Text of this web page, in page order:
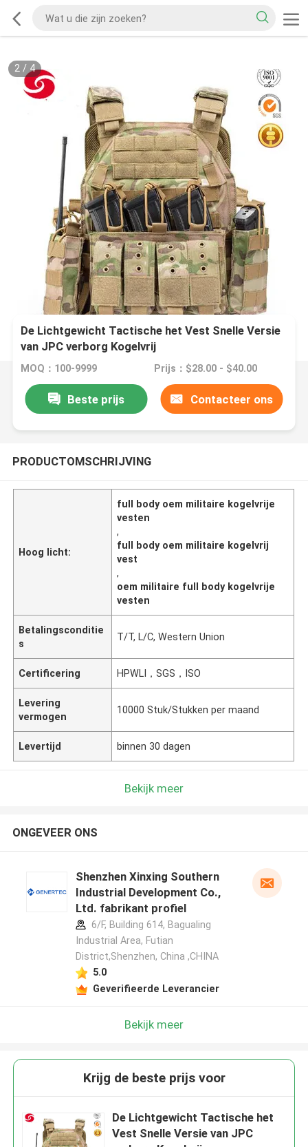
2/ 4
De Lichtgewicht Tactische het Vest Snelle Versie
van JPC verborg Kogelvrij
MOQ：100-9999 Prijs：$28.00 - $40.00
Beste prijs Contacteer ons
PRODUCTOMSCHRIJVING
Hoog licht:
full body oem militaire kogelvrije
vesten
,
full body oem militaire kogelvrij
vest
,
oem militaire full body kogelvrije
vesten
Betalingsconditie
s
T/T, L/C, Western Union
Certificering HPWLI，SGS，ISO
Levering
vermogen
10000 Stuk/Stukken per maand
Levertijd binnen 30 dagen
Bekijk meer
ONGEVEER ONS
Shenzhen Xinxing Southern
Industrial Development Co.,
Ltd. fabrikant profiel
6/F, Building 614, Bagualing
Industrial Area, Futian
District,Shenzhen, China ,CHINA
5.0
Geverifieerde Leverancier
Bekijk meer
Krijg de beste prijs voor
De Lichtgewicht Tactische het
Vest Snelle Versie van JPC